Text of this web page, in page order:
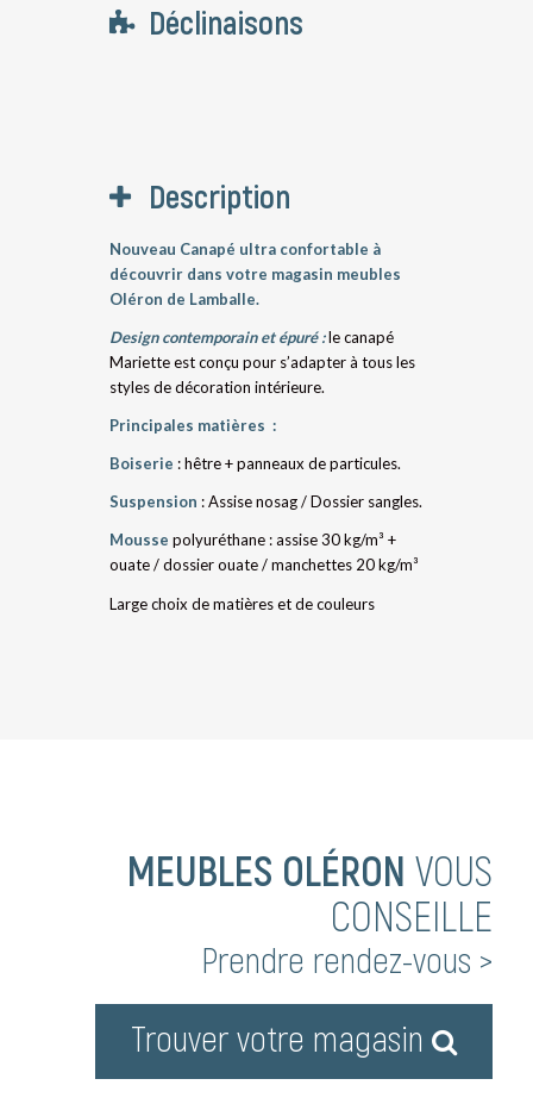
Déclinaisons
Description
Nouveau Canapé ultra confortable à
découvrir dans votre magasin meubles
Oléron de Lamballe.
Design contemporain et épuré :le canapé
Mariette est conçu pour s’adapter à tous les
styles de décoration intérieure.
Principales matières :
Boiserie : hêtre + panneaux de particules.
Suspension : Assise nosag / Dossier sangles.
Mousse polyuréthane : assise 30 kg/m³ +
ouate / dossier ouate / manchettes 20 kg/m³
Large choix de matières et de couleurs
MEUBLES OLÉRON VOUS
CONSEILLE
Prendre rendez-vous >
Trouver votre magasin